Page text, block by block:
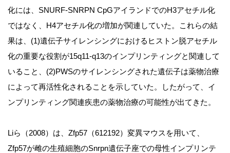
化には、SNURF-SNRPN CpGアイランドでのH3アセチル化
ではなく、H4アセチル化の増加が関連していた。これらの結
果は、(1)遺伝子サイレンシングにおけるヒストン脱アセチル
化の重要な役割が15q11-q13のインプリンティングと関連して
いること、(2)PWSのサイレンシングされた遺伝子は薬物治療
によって再活性化されることを示していた。したがって、イ
ンプリンティング関連疾患の薬物治療の可能性が出てきた。
Liら（2008）は、Zfp57（612192）変異マウスを用いて、
Zfp57が雌の生殖細胞のSnrpn遺伝子座での母性インプリンテ